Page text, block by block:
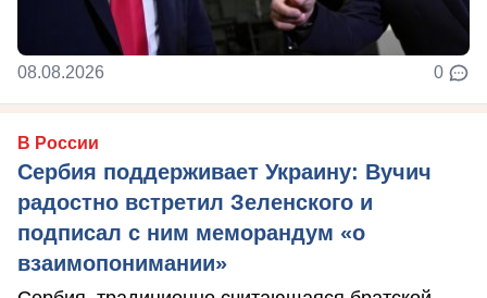
08.08.2026 0
В России
Сербия поддерживает Украину: Вучич
радостно встретил Зеленского и
подписал с ним меморандум «о
взаимопонимании»